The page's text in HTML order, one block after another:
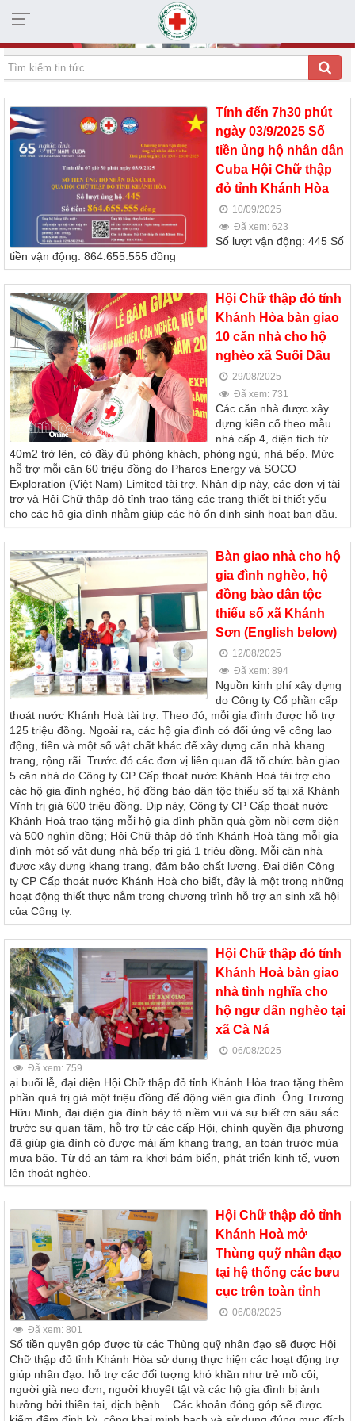
HỘI CHỮ THẬP ĐỎ TỈNH KHÁNH HÒA
Tính đến 7h30 phút
ngày 03/9/2025 Số
tiền ủng hộ nhân dân
Cuba Hội Chữ thập
đỏ tỉnh Khánh Hòa
10/09/2025
Đã xem: 623
Số lượt vận động: 445 Số
tiền vận động: 864.655.555 đồng
Hội Chữ thập đỏ tỉnh
Khánh Hòa bàn giao
10 căn nhà cho hộ
nghèo xã Suối Dầu
29/08/2025
Đã xem: 731
Các căn nhà được xây
dựng kiên cố theo mẫu
nhà cấp 4, diện tích từ
40m2 trở lên, có đầy đủ phòng khách, phòng ngủ, nhà bếp. Mức
hỗ trợ mỗi căn 60 triệu đồng do Pharos Energy và SOCO
Exploration (Việt Nam) Limited tài trợ. Nhân dịp này, các đơn vị tài
trợ và Hội Chữ thập đỏ tỉnh trao tặng các trang thiết bị thiết yếu
cho các hộ gia đình nhằm giúp các hộ ổn định sinh hoạt ban đầu.
Bàn giao nhà cho hộ
gia đình nghèo, hộ
đồng bào dân tộc
thiểu số xã Khánh
Sơn (English below)
12/08/2025
Đã xem: 894
Nguồn kinh phí xây dựng
do Công ty Cổ phần cấp
thoát nước Khánh Hoà tài trợ. Theo đó, mỗi gia đình được hỗ trợ
125 triệu đồng. Ngoài ra, các hộ gia đình có đối ứng về công lao
động, tiền và một số vật chất khác để xây dựng căn nhà khang
trang, rộng rãi. Trước đó các đơn vị liên quan đã tổ chức bàn giao
5 căn nhà do Công ty CP Cấp thoát nước Khánh Hoà tài trợ cho
các hộ gia đình nghèo, hộ đồng bào dân tộc thiểu số tại xã Khánh
Vĩnh trị giá 600 triệu đồng. Dịp này, Công ty CP Cấp thoát nước
Khánh Hoà trao tặng mỗi hộ gia đình phần quà gồm nồi cơm điện
và 500 nghìn đồng; Hội Chữ thập đỏ tỉnh Khánh Hoà tặng mỗi gia
đình một số vật dụng nhà bếp trị giá 1 triệu đồng. Mỗi căn nhà
được xây dựng khang trang, đảm bảo chất lượng. Đại diện Công
ty CP Cấp thoát nước Khánh Hoà cho biết, đây là một trong những
hoạt động thiết thực nằm trong chương trình hỗ trợ an sinh xã hội
của Công ty.
Hội Chữ thập đỏ tỉnh
Khánh Hoà bàn giao
nhà tình nghĩa cho
hộ ngư dân nghèo tại
xã Cà Ná
06/08/2025
Đã xem: 759
ại buổi lễ, đại diện Hội Chữ thập đỏ tỉnh Khánh Hòa trao tặng thêm
phần quà trị giá một triệu đồng để động viên gia đình. Ông Trương
Hữu Minh, đại diện gia đình bày tỏ niềm vui và sự biết ơn sâu sắc
trước sự quan tâm, hỗ trợ từ các cấp Hội, chính quyền địa phương
đã giúp gia đình có được mái ấm khang trang, an toàn trước mùa
mưa bão. Từ đó an tâm ra khơi bám biển, phát triển kinh tế, vươn
lên thoát nghèo.
Hội Chữ thập đỏ tỉnh
Khánh Hoà mở
Thùng quỹ nhân đạo
tại hệ thống các bưu
cục trên toàn tỉnh
06/08/2025
Đã xem: 801
Số tiền quyên góp được từ các Thùng quỹ nhân đạo sẽ được Hội
Chữ thập đỏ tỉnh Khánh Hòa sử dụng thực hiện các hoạt động trợ
giúp nhân đạo: hỗ trợ các đối tượng khó khăn như trẻ mồ côi,
người già neo đơn, người khuyết tật và các hộ gia đình bị ảnh
hưởng bởi thiên tai, dịch bệnh... Các khoản đóng góp sẽ được